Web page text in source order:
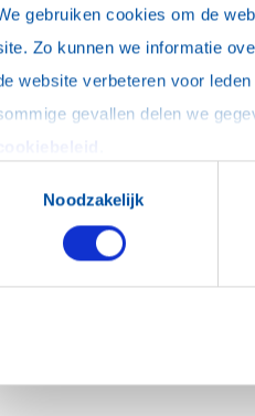
gebruiken cookies om de
Zo kunnen we informatie
website verbeteren voor
Noodzakelijk
alleen op technisch
Vaak herken je dat
in
jullie club?
een workshop
hanteerbaar
op je club en in je werk?
de mogelijkheden
d1600.nl